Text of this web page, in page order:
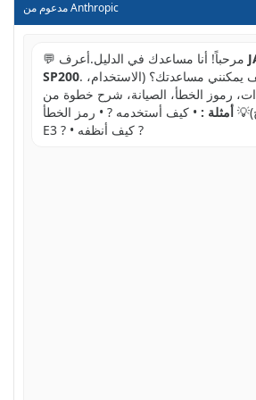
مدعوم من Anthropic
💬 مرحباً! أنا مساعدك في الدليل.أعرف
SP200. كيف يمكنني مساعدتك؟ (الاستخدام،
رموز الخطأ، الصيانة، شرح خطوة من
أمثلة : • كيف أستخدمه ? • رمز الخطأ
E3 ? • كيف أنظفه ?